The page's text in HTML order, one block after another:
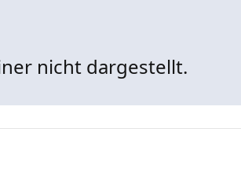
nicht dargestellt.